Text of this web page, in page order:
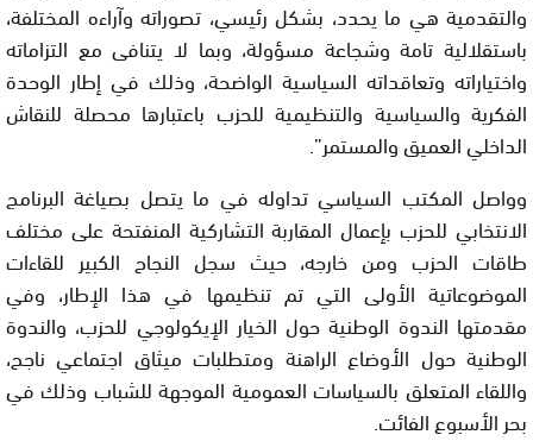
والتقدمية هي ما يحدد، بشكل رئيسي، تصوراته وآراءه المختلفة،
باستقلالية تامة وشجاعة مسؤولة، وبما لا يتنافى مع التزاماته
واختياراته وتعاقداته السياسية الواضحة، وذلك في إطار الوحدة
الفكرية والسياسية والتنظيمية للحزب باعتبارها محصلة للنقاش
الداخلي العميق والمستمر”.
وواصل المكتب السياسي تداوله في ما يتصل بصياغة البرنامج
الانتخابي للحزب بإعمال المقاربة التشاركية المنفتحة على مختلف
طاقات الحزب ومن خارجه، حيث سجل النجاح الكبير للقاءات
الموضوعاتية الأولى التي تم تنظيمها في هذا الإطار، وفي
مقدمتها الندوة الوطنية حول الخيار الإيكولوجي للحزب، والندوة
الوطنية حول الأوضاع الراهنة ومتطلبات ميثاق اجتماعي ناجح،
واللقاء المتعلق بالسياسات العمومية الموجهة للشباب وذلك في
بحر الأسبوع الفائت.